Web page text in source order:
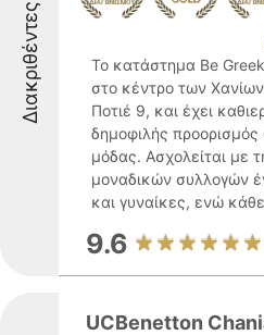
Διακριθέντες
Το κατάστημα Be
στο κέντρο των
Ποτιέ 9, και έχει
δημοφιλής
μόδας. Ασχολείται με
μοναδικών συλλογών
και γυναίκες, ενώ
9.6
UCBenetton